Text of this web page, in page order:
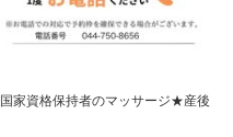
家資格保持者のマッサージ★産後